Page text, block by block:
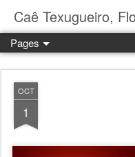
Pages
OCT
1